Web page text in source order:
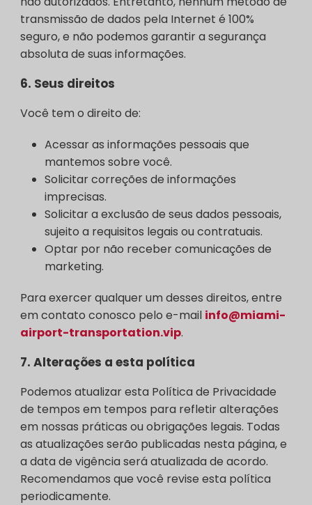
transmissão de dados pela Internet é 100%
seguro, e não podemos garantir a segurança
absoluta de suas informações.
6. Seus direitos
Você tem o direito de:
Acessar as informações pessoais que
mantemos sobre você.
Solicitar correções de informações
imprecisas.
Solicitar a exclusão de seus dados pessoais,
sujeito a requisitos legais ou contratuais.
Optar por não receber comunicações de
marketing.
Para exercer qualquer um desses direitos, entre
em contato conosco pelo e-mail info@miami-
airport-transportation.vip.
7. Alterações a esta política
Podemos atualizar esta Política de Privacidade
de tempos em tempos para refletir alterações
em nossas práticas ou obrigações legais. Todas
as atualizações serão publicadas nesta página, e
a data de vigência será atualizada de acordo.
Recomendamos que você revise esta política
periodicamente.